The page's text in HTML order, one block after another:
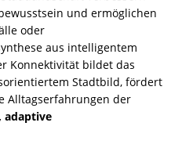
und ermöglichen
oder
aus intelligentem
Konnektivität bildet das
Stadtbild, fördert
Alltagserfahrungen der
adaptive